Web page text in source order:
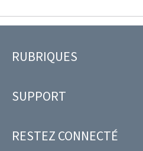
Pied
page
RUBRIQUES
SUPPORT
RESTEZ CONNECTÉ